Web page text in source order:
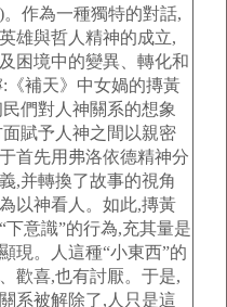
作為一種獨特的對話,
雄與哲人精神的成立,
困境中的變異、轉化和
《補天》中女媧的摶黃
們對人神關系的想象
賦予人神之間以親密
首先用弗洛依德精神分
,并轉換了故事的視角
神看人。如此,摶黃
意識”的行為,充其量是
現。人這種“小東西”的
歡喜,也有討厭。于是,
系被解除了,人只是這